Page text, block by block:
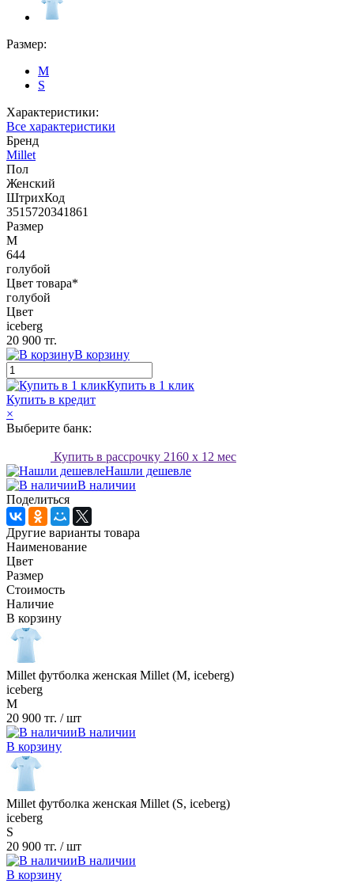
Размер:
M
S
Характеристики:
Все характеристики
Бренд
Millet
Пол
Женский
ШтрихКод
3515720341861
Размер
M
644
голубой
Цвет товара*
голубой
Цвет
iceberg
20 900 тг.
В корзину
Купить в 1 клик
Купить в кредит
×
Выберите банк:
Купить в рассрочку 2160 x 12 мес
Нашли дешевле
В наличии
Поделиться
Другие варианты товара
Наименование
Цвет
Размер
Стоимость
Наличие
В корзину
Millet футболка женская Millet (M, iceberg)
iceberg
M
20 900 тг. / шт
В наличии
В корзину
Millet футболка женская Millet (S, iceberg)
iceberg
S
20 900 тг. / шт
В наличии
В корзину